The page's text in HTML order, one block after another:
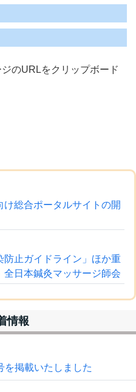
のURLをクリップボード
け総合ポータルサイトの開
防止ガイドライン」ほか重
日本鍼灸マッサージ師会
情報
掲載いたしました